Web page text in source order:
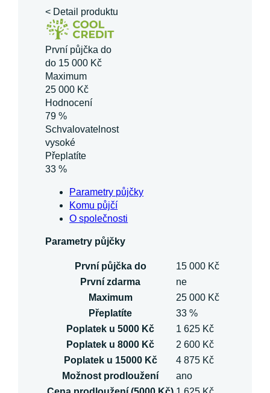
< Detail produktu
První půjčka do
do 15 000 Kč
Maximum
25 000 Kč
Hodnocení
79 %
Schvalovatelnost
vysoké
Přeplatíte
33 %
Parametry půjčky
Komu půjčí
O společnosti
Parametry půjčky
První půjčka do
15 000 Kč
První zdarma
ne
Maximum
25 000 Kč
Přeplatíte
33 %
Poplatek u 5000 Kč
1 625 Kč
Poplatek u 8000 Kč
2 600 Kč
Poplatek u 15000 Kč
4 875 Kč
Možnost prodloužení
ano